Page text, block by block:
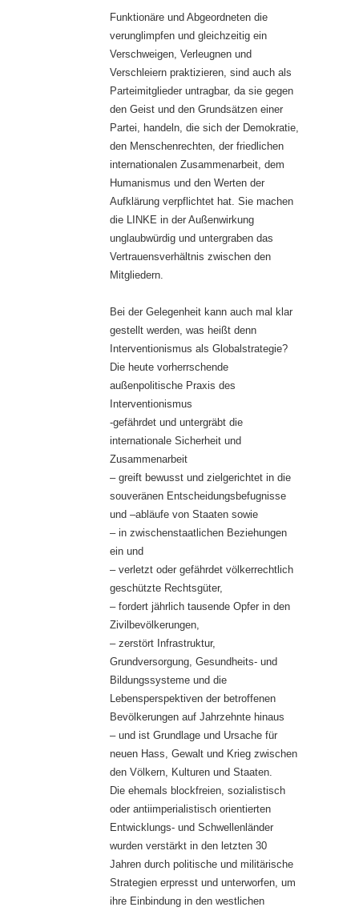
Funktionäre und Abgeordneten die
verunglimpfen und gleichzeitig ein
Verschweigen, Verleugnen und
Verschleiern praktizieren, sind auch als
Parteimitglieder untragbar, da sie gegen
den Geist und den Grundsätzen einer
Partei, handeln, die sich der Demokratie,
den Menschenrechten, der friedlichen
internationalen Zusammenarbeit, dem
Humanismus und den Werten der
Aufklärung verpflichtet hat. Sie machen
die LINKE in der Außenwirkung
unglaubwürdig und untergraben das
Vertrauensverhältnis zwischen den
Mitgliedern.
Bei der Gelegenheit kann auch mal klar
gestellt werden, was heißt denn
Interventionismus als Globalstrategie?
Die heute vorherrschende
außenpolitische Praxis des
Interventionismus
-gefährdet und untergräbt die
internationale Sicherheit und
Zusammenarbeit
– greift bewusst und zielgerichtet in die
souveränen Entscheidungsbefugnisse
und –abläufe von Staaten sowie
– in zwischenstaatlichen Beziehungen
ein und
– verletzt oder gefährdet völkerrechtlich
geschützte Rechtsgüter,
– fordert jährlich tausende Opfer in den
Zivilbevölkerungen,
– zerstört Infrastruktur,
Grundversorgung, Gesundheits- und
Bildungssysteme und die
Lebensperspektiven der betroffenen
Bevölkerungen auf Jahrzehnte hinaus
– und ist Grundlage und Ursache für
neuen Hass, Gewalt und Krieg zwischen
den Völkern, Kulturen und Staaten.
Die ehemals blockfreien, sozialistisch
oder antiimperialistisch orientierten
Entwicklungs- und Schwellenländer
wurden verstärkt in den letzten 30
Jahren durch politische und militärische
Strategien erpresst und unterworfen, um
ihre Einbindung in den westlichen